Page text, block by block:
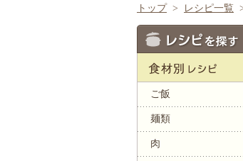
トップ> レシピ一覧
ご飯
麺類
肉